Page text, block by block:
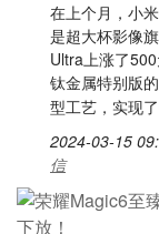
在上个月，小
是超大杯影像
Ultra上涨了
钛金属特别版
型工艺，实现
2024-03-15
信